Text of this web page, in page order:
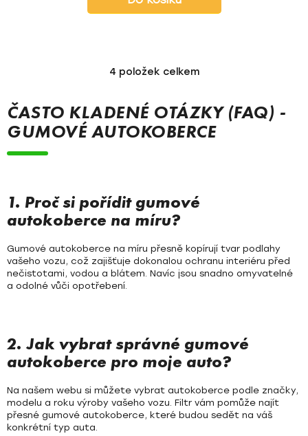
O
l
á
d
p
r
v
k
y
v
u
4 položek celkem
ČASTO KLADENÉ OTÁZKY (FAQ) -
GUMOVÉ AUTOKOBERCE
1. Proč si pořídit gumové
autokoberce na míru?
Gumové autokoberce na míru přesně kopírují tvar podlahy
vašeho vozu, což zajišťuje dokonalou ochranu interiéru před
nečistotami, vodou a blátem. Navíc jsou snadno omyvatelné
a odolné vůči opotřebení.
2. Jak vybrat správné gumové
autokoberce pro moje auto?
Na našem webu si můžete vybrat autokoberce podle značky,
modelu a roku výroby vašeho vozu. Filtr vám pomůže najít
přesné gumové autokoberce, které budou sedět na váš
konkrétní typ auta.